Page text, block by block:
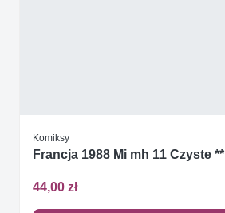
Komiksy
Francja 1988 Mi mh 11 Czyste **
44,00 zł